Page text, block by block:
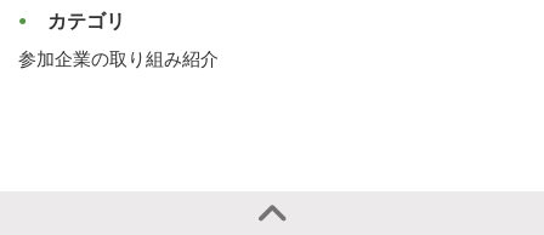
カテゴリ
参加企業の取り組み紹介